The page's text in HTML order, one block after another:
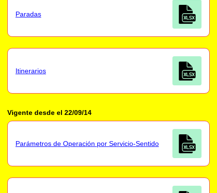
Paradas
Itinerarios
Vigente desde el 22/09/14
Parámetros de Operación por Servicio-Sentido